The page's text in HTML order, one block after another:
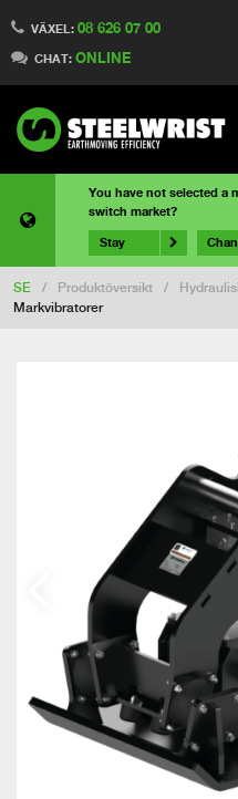
VÄXEL: 08 626 07 00
CHAT: ONLINE
You have not selected a
switch market?
Stay
SE / Produktöversikt /
Markvibratorer